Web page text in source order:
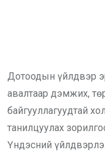
Дотоодын үйлдвэр
авалтаар дэмжих,
байгууллагуудтай
танилцуулах
Үндэсний